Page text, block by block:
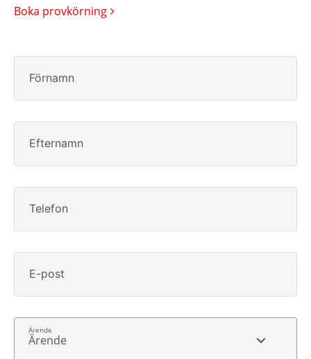
Boka provkörning
Förnamn
Efternamn
Telefon
E-post
Ärende